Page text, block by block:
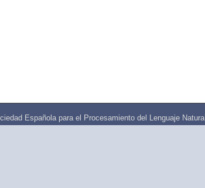
Española para el Procesamiento del Lenguaje Natural